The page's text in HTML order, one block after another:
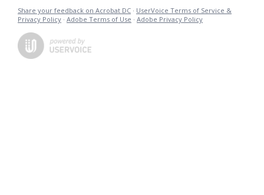
Share your feedback on Acrobat DC · UserVoice Terms of Service &
Privacy Policy · Adobe Terms of Use · Adobe Privacy Policy